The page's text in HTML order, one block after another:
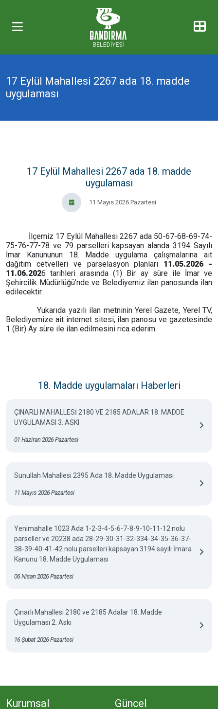
17 Eylül Mahallesi 2267 ada 18. madde
uygulaması
17 Eylül Mahallesi 2267 ada 18. madde
uygulaması
11 Mayıs 2026 Pazartesi
İlçemiz 17 Eylül Mahallesi 2267 ada 50-67-68-69-74-
75-76-77-78 ve 79 parselleri kapsayan alanda 3194 Sayılı
İmar Kanununun 18. Madde uygulama çalışmalarına ait
dağıtım cetvelleri ve parselasyon planları 11.05.2026 -
11.06.2026 tarihleri arasında (1) Bir ay süre ile İmar ve
Şehircilik Müdürlüğü’nde ve Belediyemiz ilan panosunda ilan
edilecektir.
Yukarıda yazılı ilan metninin Yerel Gazete, Yerel TV,
Belediyemize ait internet sitesi, ilan panosu ve gazetesinde
1 (Bir) Ay süre ile ilan edilmesini rica ederim.
18. Madde uygulamaları Haberleri
ÇINARLI MAHALLESİ 2180 VE 2185 ADALAR 18. MADDE
UYGULAMASI 3. ASKI
01 Haziran 2026 Pazartesi
Sunullah Mahallesi 2395 Ada 18. Madde Uygulaması
11 Mayıs 2026 Pazartesi
Yenimahalle 1023 Ada 1-2-3-4-5-6-7-8-9-10-11-12 nolu
parseller ve 20238 ada 28-29-30-31-32-334-34-35-36-37-
38-39-40-41-42 nolu parselleri kapsayan 3194 sayılı İmara
Kanunu 18. Madde Uygulaması
06 Nisan 2026 Pazartesi
Çınarlı Mahallesi 2180 ve 2185 Adalar 18. Madde
Uygulaması 2. Askı
16 Şubat 2026 Pazartesi
Kurumsal Güncel